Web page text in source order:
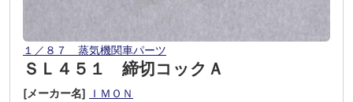
１／８７ 蒸気機関車パーツ
ＳＬ４５１ 締切コックＡ
[メーカー名] ＩＭＯＮ